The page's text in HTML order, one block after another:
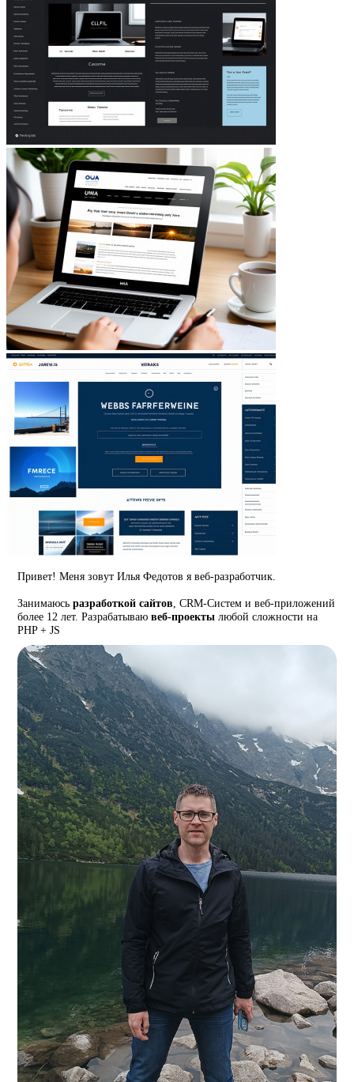
Привет! Меня зовут Илья Федотов я веб-разработчик.
Занимаюсьразработкой сайтов, CRM-Систем и веб-приложений
более 12 лет. Разрабатываювеб-проекты любой сложности на
PHP + JS